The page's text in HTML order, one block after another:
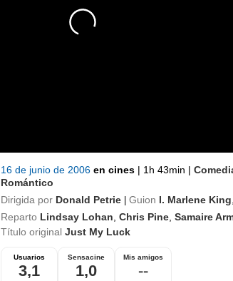
16 de junio de 2006 en cines | 1h 43min |
Romántico
Dirigida por Donald Petrie | Guion I. Marlene King
Reparto Lindsay Lohan Chris Pine Samaire
Título original Just My Luck
Usuarios
3,1
Sensacine
1,0
Mis amigos
--